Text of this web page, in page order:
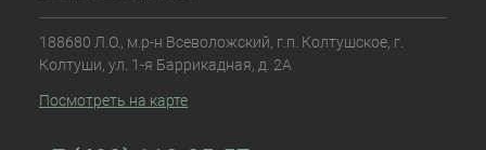
188680 Л.О., м.р-н Всеволожский, г.п. Колтушское, г.
Колтуши, ул. 1-я Баррикадная, д. 2А
Посмотреть на карте